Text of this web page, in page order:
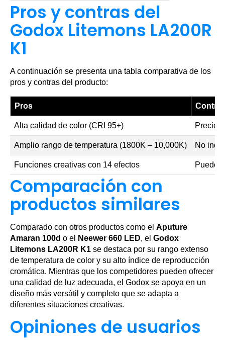
Pros y contras del
Godox Litemons LA200R
K1
A continuación se presenta una tabla comparativa de los
pros y contras del producto:
Pros
Alta calidad de color (CRI 95+) Precio
Amplio rango de temperatura (1800K – 10,000K) No
Funciones creativas con 14 efectos Puede
Comparación con
productos similares
Comparado con otros productos como el Aputure
Amaran 100d o el Neewer 660 LED, el Godox
Litemons LA200R K1 se destaca por su rango extenso
de temperatura de color y su alto índice de reproducción
cromática. Mientras que los competidores pueden ofrecer
una calidad de luz adecuada, el Godox se apoya en un
diseño más versátil y completo que se adapta a
diferentes situaciones creativas.
Opiniones de usuarios